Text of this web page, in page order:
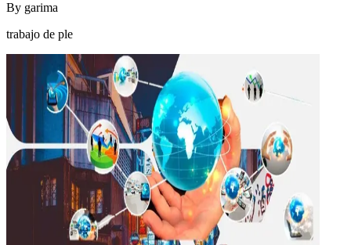
By garima
trabajo de ple